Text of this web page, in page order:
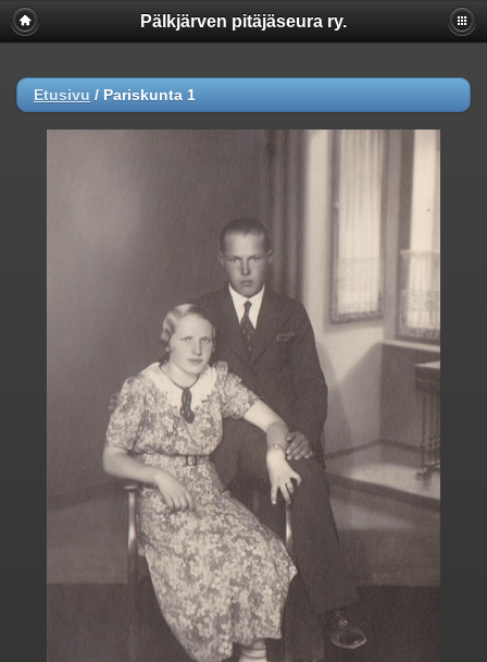
Pälkjärven pitäjäseura ry.
Etusivu / Pariskunta 1